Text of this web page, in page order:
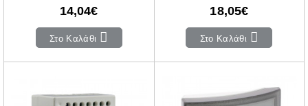
14,04€
Στο Καλάθι
18,05€
Στο Καλάθι